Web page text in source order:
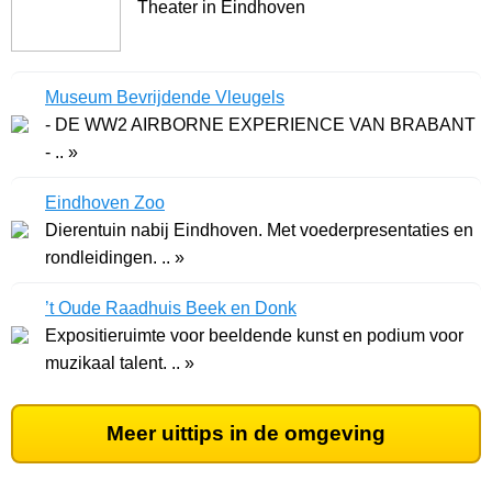
Theater in Eindhoven
Museum Bevrijdende Vleugels
- DE WW2 AIRBORNE EXPERIENCE VAN BRABANT
- .. »
Eindhoven Zoo
Dierentuin nabij Eindhoven. Met voederpresentaties en
rondleidingen. .. »
’t Oude Raadhuis Beek en Donk
Expositieruimte voor beeldende kunst en podium voor
muzikaal talent. .. »
Meer uittips in de omgeving